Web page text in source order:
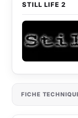
STILL LIFE 2
FICHE